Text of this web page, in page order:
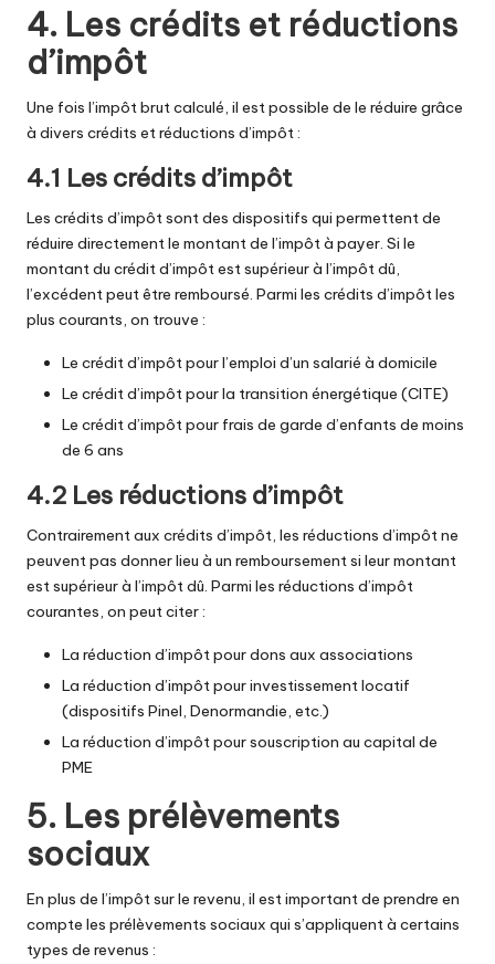
4. Les crédits et réductions
d’impôt
Une fois l’impôt brut calculé, il est possible de le réduire grâce
à divers crédits et réductions d’impôt :
4.1 Les crédits d’impôt
Les crédits d’impôt sont des dispositifs qui permettent de
réduire directement le montant de l’impôt à payer. Si le
montant du crédit d’impôt est supérieur à l’impôt dû,
l’excédent peut être remboursé. Parmi les crédits d’impôt les
plus courants, on trouve :
Le crédit d’impôt pour l’emploi d’un salarié à domicile
Le crédit d’impôt pour la transition énergétique (CITE)
Le crédit d’impôt pour frais de garde d’enfants de moins
de 6 ans
4.2 Les réductions d’impôt
Contrairement aux crédits d’impôt, les réductions d’impôt ne
peuvent pas donner lieu à un remboursement si leur montant
est supérieur à l’impôt dû. Parmi les réductions d’impôt
courantes, on peut citer :
La réduction d’impôt pour dons aux associations
La réduction d’impôt pour investissement locatif
(dispositifs Pinel, Denormandie, etc.)
La réduction d’impôt pour souscription au capital de
PME
5. Les prélèvements
sociaux
En plus de l’impôt sur le revenu, il est important de prendre en
compte les prélèvements sociaux qui s’appliquent à certains
types de revenus :